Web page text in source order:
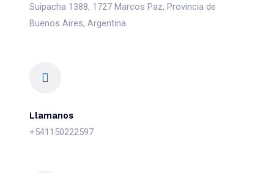
Suipacha 1388, 1727 Marcos Paz, Provincia de
Buenos Aires, Argentina
Llamanos
+541150222597